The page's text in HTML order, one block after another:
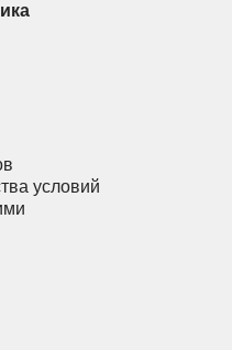
условий